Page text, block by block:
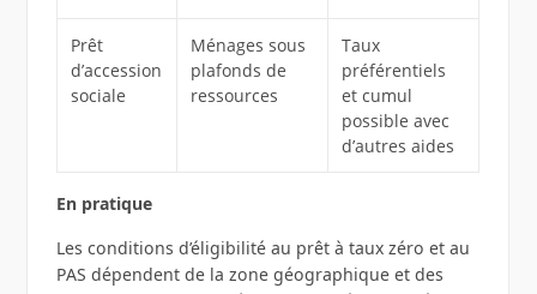
Prêt
d’accession
sociale
Ménages sous
plafonds de
ressources
Taux
préférentiels
et cumul
possible avec
d’autres aides
En pratique
Les conditions d’éligibilité au prêt à taux zéro et au
PAS dépendent de la zone géographique et des